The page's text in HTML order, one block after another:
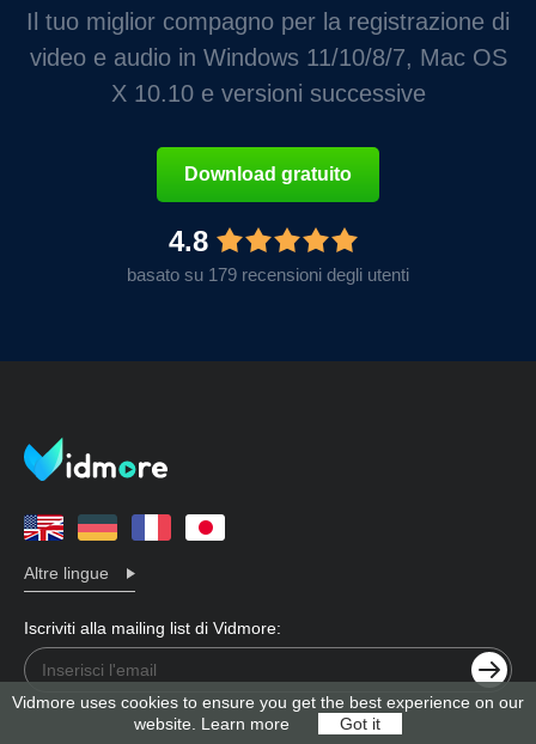
Il tuo miglior compagno per la registrazione di
video e audio in Windows 11/10/8/7, Mac OS
X 10.10 e versioni successive
Download gratuito
4.8
basato su 179 recensioni degli utenti
Altre lingue
Iscriviti alla mailing list di Vidmore:
Vidmore uses cookies to ensure you get the best experience on our
website. Learn more Got it